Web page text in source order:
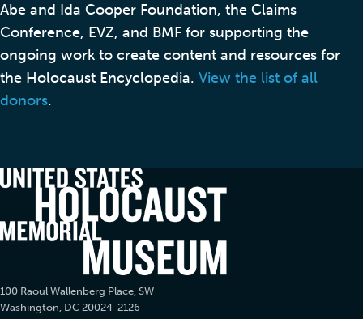
Abe and Ida Cooper Foundation, the Claims
Conference, EVZ, and BMF for supporting the
ongoing work to create content and resources for
the Holocaust Encyclopedia. View the list of all
donors.
100 Raoul Wallenberg Place, SW
Washington, DC 20024-2126